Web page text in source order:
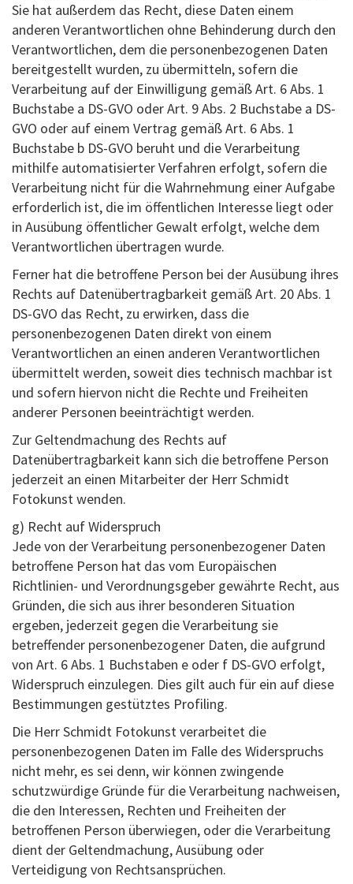
Sie hat außerdem das Recht, diese Daten einem
anderen Verantwortlichen ohne Behinderung durch den
Verantwortlichen, dem die personenbezogenen Daten
bereitgestellt wurden, zu übermitteln, sofern die
Verarbeitung auf der Einwilligung gemäß Art. 6 Abs. 1
Buchstabe a DS-GVO oder Art. 9 Abs. 2 Buchstabe a DS-
GVO oder auf einem Vertrag gemäß Art. 6 Abs. 1
Buchstabe b DS-GVO beruht und die Verarbeitung
mithilfe automatisierter Verfahren erfolgt, sofern die
Verarbeitung nicht für die Wahrnehmung einer Aufgabe
erforderlich ist, die im öffentlichen Interesse liegt oder
in Ausübung öffentlicher Gewalt erfolgt, welche dem
Verantwortlichen übertragen wurde.
Ferner hat die betroffene Person bei der Ausübung ihres
Rechts auf Datenübertragbarkeit gemäß Art. 20 Abs. 1
DS-GVO das Recht, zu erwirken, dass die
personenbezogenen Daten direkt von einem
Verantwortlichen an einen anderen Verantwortlichen
übermittelt werden, soweit dies technisch machbar ist
und sofern hiervon nicht die Rechte und Freiheiten
anderer Personen beeinträchtigt werden.
Zur Geltendmachung des Rechts auf
Datenübertragbarkeit kann sich die betroffene Person
jederzeit an einen Mitarbeiter der Herr Schmidt
Fotokunst wenden.
g) Recht auf Widerspruch
Jede von der Verarbeitung personenbezogener Daten
betroffene Person hat das vom Europäischen
Richtlinien- und Verordnungsgeber gewährte Recht, aus
Gründen, die sich aus ihrer besonderen Situation
ergeben, jederzeit gegen die Verarbeitung sie
betreffender personenbezogener Daten, die aufgrund
von Art. 6 Abs. 1 Buchstaben e oder f DS-GVO erfolgt,
Widerspruch einzulegen. Dies gilt auch für ein auf diese
Bestimmungen gestütztes Profiling.
Die Herr Schmidt Fotokunst verarbeitet die
personenbezogenen Daten im Falle des Widerspruchs
nicht mehr, es sei denn, wir können zwingende
schutzwürdige Gründe für die Verarbeitung nachweisen,
die den Interessen, Rechten und Freiheiten der
betroffenen Person überwiegen, oder die Verarbeitung
dient der Geltendmachung, Ausübung oder
Verteidigung von Rechtsansprüchen.